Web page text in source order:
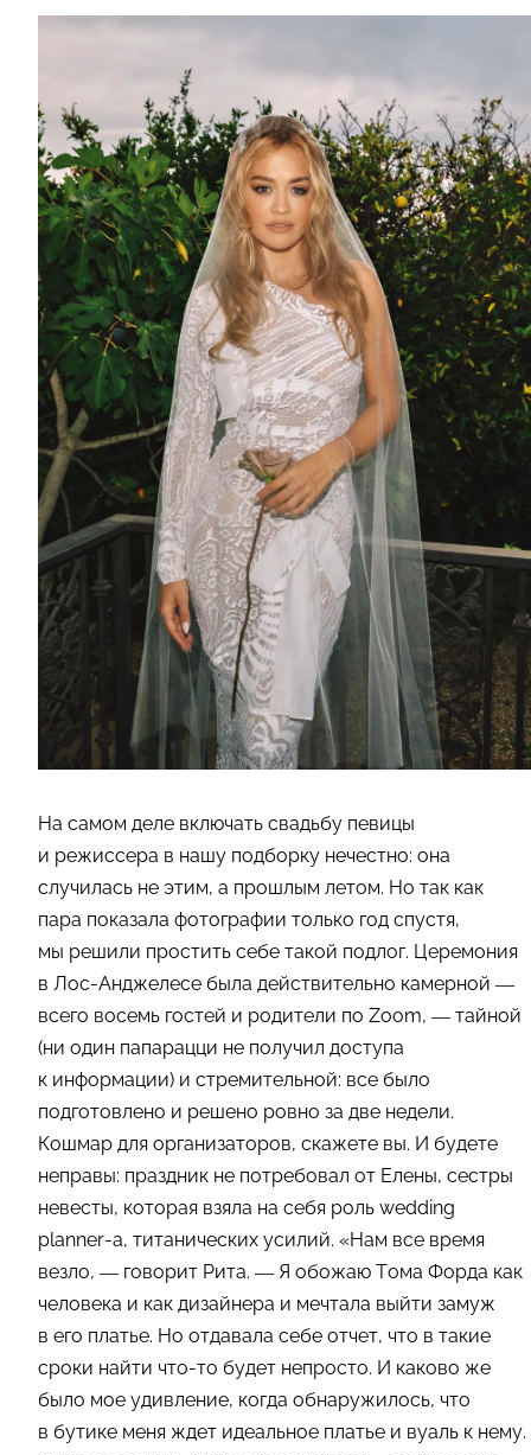
На самом деле включать свадьбу певицы
и режиссера в нашу подборку нечестно: она
случилась не этим, а прошлым летом. Но так как
пара показала фотографии только год спустя,
мы решили простить себе такой подлог. Церемония
в Лос-Анджелесе была действительно камерной —
всего восемь гостей и родители по Zoom, — тайной
(ни один папарацци не получил доступа
к информации) и стремительной: все было
подготовлено и решено ровно за две недели.
Кошмар для организаторов, скажете вы. И будете
неправы: праздник не потребовал от Елены, сестры
невесты, которая взяла на себя роль wedding
planner-а, титанических усилий. «Нам все время
везло, — говорит Рита. — Я обожаю Тома Форда как
человека и как дизайнера и мечтала выйти замуж
в его платье. Но отдавала себе отчет, что в такие
сроки найти что-то будет непросто. И каково же
было мое удивление, когда обнаружилось, что
в бутике меня ждет идеальное платье и вуаль к нему.